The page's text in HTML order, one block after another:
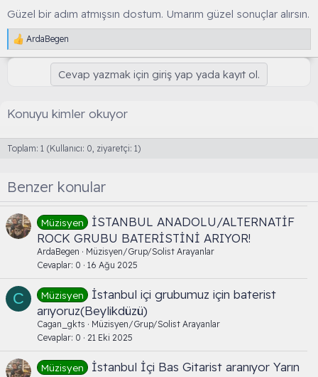
Güzel bir adım atmışsın dostum. Umarım güzel sonuçlar alırsın.
T
e
e
ArdaBegen
Cevap yazmak için giriş yap yada kayıt ol.
Konuyu kimler okuyor
Toplam: 1 (Kullanıcı: 0, ziyaretçi: 1)
Benzer konular
Müzisyen
İSTANBUL ANADOLU/ALTERNATİF
ROCK GRUBU BATERİSTİNİ ARIYOR!
ArdaBegen
Müzisyen/Grup/Solist Arayanlar
Cevaplar 0 16 Ağu 2025
C Müzisyen
İstanbul içi grubumuz için baterist
arıyoruz(Beylikdüzü)
Cagan_gkts
Müzisyen/Grup/Solist Arayanlar
Cevaplar 0 21 Eki 2025
Müzisyen
İstanbul İçi Bas Gitarist aranıyor Yarın